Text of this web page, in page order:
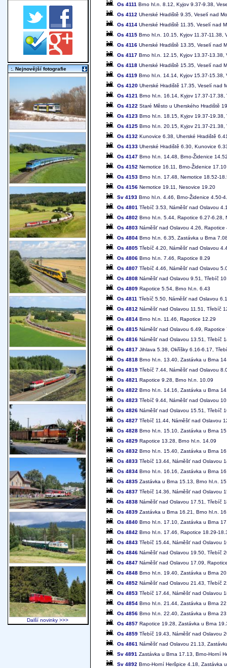
Os 4111 Brno hl.n. 8.12, Kyjov 9.37-9.38,
Os 4112 Uherské Hradiště 9.35, Veselí nad
Os 4114 Uherské Hradiště 11.35, Veselí nad
Os 4115 Brno hl.n. 10.15, Kyjov 11.37-11.38,
Os 4116 Uherské Hradiště 13.35, Veselí nad
Os 4117 Brno hl.n. 12.15, Kyjov 13.37-13.38,
Os 4118 Uherské Hradiště 15.35, Veselí nad
Os 4119 Brno hl.n. 14.14, Kyjov 15.37-15.38,
Os 4120 Uherské Hradiště 17.35, Veselí nad
Os 4121 Brno hl.n. 16.14, Kyjov 17.37-17.38,
Os 4122 Staré Město u Uherského Hradiště
Os 4123 Brno hl.n. 18.15, Kyjov 19.37-
Os 4125 Brno hl.n. 20.15, Kyjov 21.37-21.38,
Os 4132 Kunovice 6.38, Uherské Hradiště
Os 4133 Uherské Hradiště 6.30, Kunovice
Os 4147 Brno hl.n. 14.48, Brno-Židenice
Os 4152 Nemotice 16.11, Brno-Židenice 17.10
Os 4153 Brno hl.n. 17.48, Nemotice 18.52-
Os 4156 Nemotice 19.11, Nesovice 19.20
Sv 4193 Brno hl.n. 4.46, Brno-Židenice 4.50-
Os 4801 Třebíč 3.53, Náměšť nad Oslavou
Os 4802 Brno hl.n. 5.44, Rapotice 6.27-6.28,
Os 4803 Náměšť nad Oslavou 4.26,
Os 4804 Brno hl.n. 6.35, Zastávka u Brna
Os 4805 Třebíč 4.20, Náměšť nad Oslavou
Os 4806 Brno hl.n. 7.46, Rapotice 8.29
Os 4807 Třebíč 4.46, Náměšť nad Oslavou
Os 4808 Náměšť nad Oslavou 9.51, Třebíč
Os 4809 Rapotice 5.54, Brno hl.n. 6.43
Os 4811 Třebíč 5.50, Náměšť nad Oslavou
Os 4812 Náměšť nad Oslavou 11.51, Třebíč
Os 4814 Brno hl.n. 11.46, Rapotice 12.29
Os 4815 Náměšť nad Oslavou 6.49,
Os 4816 Náměšť nad Oslavou 13.51, Třebíč
Os 4817 Jihlava 5.38, Okříšky 6.16-6.17,
Os 4818 Brno hl.n. 13.40, Zastávka u Brna
Os 4819 Třebíč 7.44, Náměšť nad Oslavou
Os 4821 Rapotice 9.28, Brno hl.n. 10.09
Os 4822 Brno hl.n. 14.16, Zastávka u Brna
Os 4823 Třebíč 9.44, Náměšť nad Oslavou
Os 4826 Náměšť nad Oslavou 15.51, Třebíč
Os 4827 Třebíč 11.44, Náměšť nad Oslavou
Os 4828 Brno hl.n. 15.10, Zastávka u Brna
Os 4829 Rapotice 13.28, Brno hl.n. 14.09
Os 4832 Brno hl.n. 15.40, Zastávka u Brna
Os 4833 Třebíč 13.44, Náměšť nad Oslavou
Os 4834 Brno hl.n. 16.16, Zastávka u Brna
Os 4835 Zastávka u Brna 15.13, Brno hl.n.
Os 4837 Třebíč 14.36, Náměšť nad Oslavou
Os 4838 Náměšť nad Oslavou 17.51, Třebíč
Os 4839 Zastávka u Brna 16.21, Brno hl.n.
Os 4840 Brno hl.n. 17.10, Zastávka u Brna
Os 4842 Brno hl.n. 17.46, Rapotice 18.29-
Os 4843 Třebíč 15.44, Náměšť nad Oslavou
Os 4846 Náměšť nad Oslavou 19.50, Třebíč
Os 4847 Náměšť nad Oslavou 17.09,
Os 4848 Brno hl.n. 19.40, Zastávka u Brna
Os 4852 Náměšť nad Oslavou 21.43, Třebíč
Os 4853 Třebíč 17.44, Náměšť nad Oslavou
Os 4854 Brno hl.n. 21.44, Zastávka u Brna
Os 4856 Brno hl.n. 22.40, Zastávka u Brna
Os 4857 Rapotice 19.28, Zastávka u Brna
Os 4859 Třebíč 19.43, Náměšť nad Oslavou
Os 4861 Náměšť nad Oslavou 21.13,
Sv 4891 Zastávka u Brna 17.13, Brno-Horní
Sv 4892 Brno-Horní Heršpice 4.18, Zastávka
:. Nejnovější fotografie
Další novinky >>>